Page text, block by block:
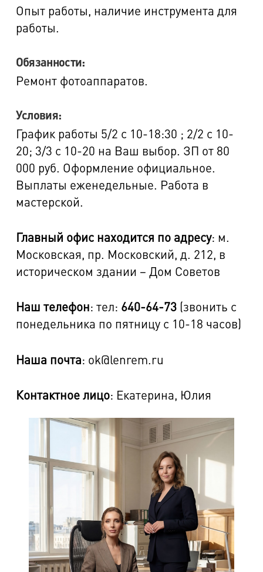
Опыт работы, наличие инструмента для
работы.
Обязанности:
Ремонт фотоаппаратов.
Условия:
График работы 5/2 с 10-18:30 ; 2/2 с 10-
20; 3/3 с 10-20 на Ваш выбор. ЗП от 80
000 руб. Оформление официальное.
Выплаты еженедельные. Работа в
мастерской.
Главный офис находится по адресу: м.
Московская, пр. Московский, д. 212, в
историческом здании – Дом Советов
Наш телефон: тел: 640-64-73(звонить с
понедельника по пятницу с 10-18 часов)
Наша почта: ok@lenrem.ru
Контактное лицо: Екатерина, Юлия